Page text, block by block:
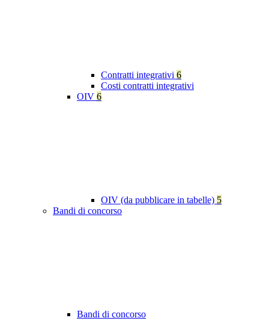
Contratti integrativi 6
Costi contratti integrativi
OIV 6
OIV (da pubblicare in tabelle) 5
Bandi di concorso
Bandi di concorso